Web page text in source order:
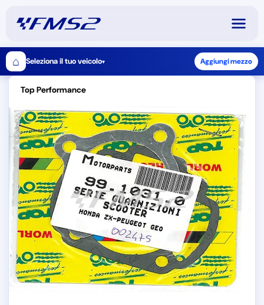
⌂ Seleziona il tuo veicolo▾ Aggiungi mezzo
Top Performance